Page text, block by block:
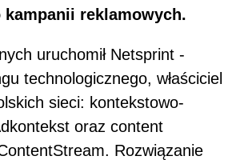
kampanii reklamowych.
uruchomił Netsprint -
technologicznego, właściciel
sieci: kontekstowo-
oraz content
Rozwiązanie